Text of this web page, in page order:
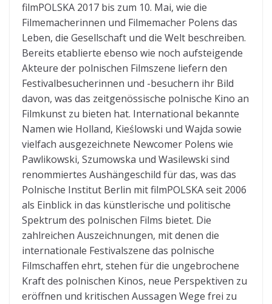
filmPOLSKA 2017 bis zum 10. Mai, wie die
Filmemacherinnen und Filmemacher Polens das
Leben, die Gesellschaft und die Welt beschreiben.
Bereits etablierte ebenso wie noch aufsteigende
Akteure der polnischen Filmszene liefern den
Festivalbesucherinnen und -besuchern ihr Bild
davon, was das zeitgenössische polnische Kino an
Filmkunst zu bieten hat. International bekannte
Namen wie Holland, Kieślowski und Wajda sowie
vielfach ausgezeichnete Newcomer Polens wie
Pawlikowski, Szumowska und Wasilewski sind
renommiertes Aushängeschild für das, was das
Polnische Institut Berlin mit filmPOLSKA seit 2006
als Einblick in das künstlerische und politische
Spektrum des polnischen Films bietet. Die
zahlreichen Auszeichnungen, mit denen die
internationale Festivalszene das polnische
Filmschaffen ehrt, stehen für die ungebrochene
Kraft des polnischen Kinos, neue Perspektiven zu
eröffnen und kritischen Aussagen Wege frei zu